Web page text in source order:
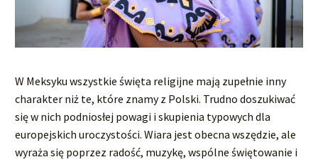
W Meksyku wszystkie święta religijne mają zupełnie inny
charakter niż te, które znamy z Polski. Trudno doszukiwać
się w nich podniosłej powagi i skupienia typowych dla
europejskich uroczystości. Wiara jest obecna wszędzie, ale
wyraża się poprzez radość, muzykę, wspólne świętowanie i